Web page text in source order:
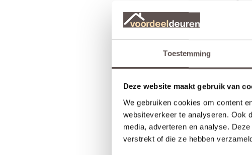
Toestemming
Deze website maakt gebruik van
We gebruiken cookies om content
websiteverkeer te analyseren. Ook
media, adverteren en analyse.
verstrekt of die ze hebben